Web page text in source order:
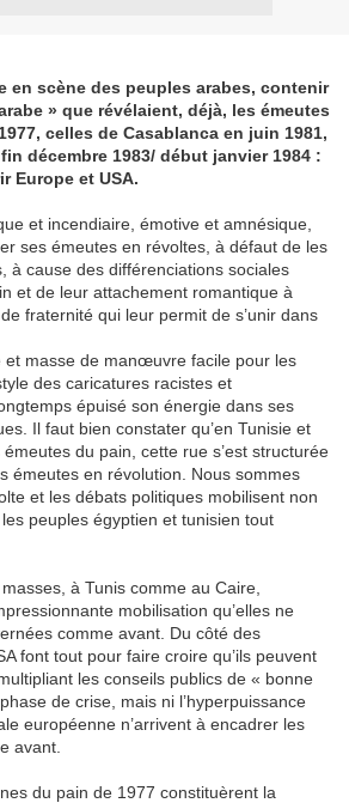
en scène des peuples arabes, contenir
» que révélaient, déjà, les émeutes
celles de Casablanca en juin 1981,
décembre 1983/ début janvier 1984 :
Europe et USA.
et incendiaire, émotive et amnésique,
ses émeutes en révoltes, à défaut de les
à cause des différenciations sociales
et de leur attachement romantique à
fraternité qui leur permit de s’unir dans
et masse de manœuvre facile pour les
des caricatures racistes et
épuisé son énergie dans ses
Il faut bien constater qu’en Tunisie et
du pain, cette rue s’est structurée
émeutes en révolution. Nous sommes
et les débats politiques mobilisent non
peuples égyptien et tunisien tout
à Tunis comme au Caire,
mobilisation qu’elles ne
comme avant. Du côté des
font tout pour faire croire qu’ils peuvent
les conseils publics de « bonne
de crise, mais ni l’hyperpuissance
européenne n’arrivent à encadrer les
avant.
du pain de 1977 constituèrent la